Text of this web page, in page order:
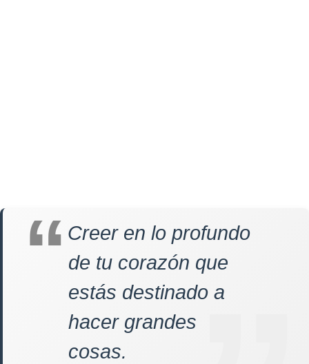
Creer en lo profundo
de tu corazón que
estás destinado a
hacer grandes
cosas.